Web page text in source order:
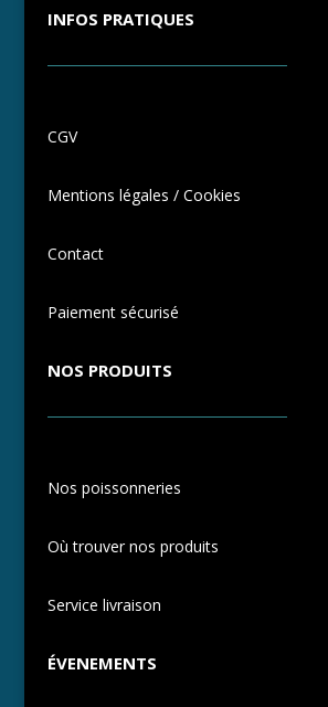
INFOS PRATIQUES
CGV
Mentions légales / Cookies
Contact
Paiement sécurisé
NOS PRODUITS
Nos poissonneries
Où trouver nos produits
Service livraison
ÉVENEMENTS